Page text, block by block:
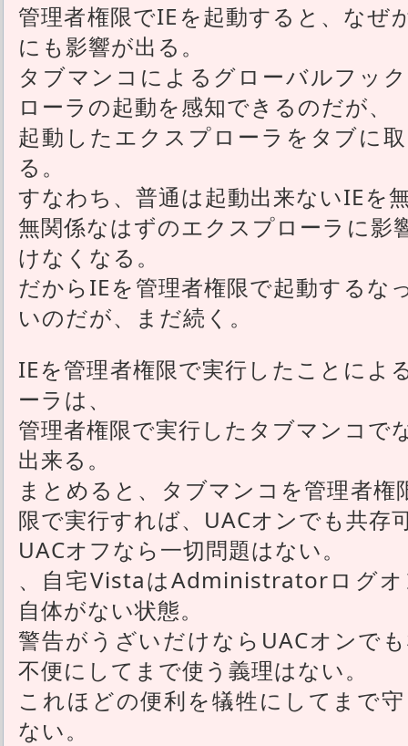
管理者権限でIEを起動すると、なぜ
にも影響が出る。
タブマンコによるグローバルフッ
ローラの起動を感知できるのだが、
起動したエクスプローラをタブに
る。
すなわち、普通は起動出来ないIEを
無関係なはずのエクスプローラに影
けなくなる。
だからIEを管理者権限で起動するな
いのだが、まだ続く。
IEを管理者権限で実行したことによ
ーラは、
管理者権限で実行したタブマンコで
出来る。
まとめると、タブマンコを管理者権
限で実行すれば、UACオンでも共存
UACオフなら一切問題はない。
、自宅VistaはAdministratorログ
自体がない状態。
警告がうざいだけならUACオンで
不便にしてまで使う義理はない。
これほどの便利を犠牲にしてまで
ない。